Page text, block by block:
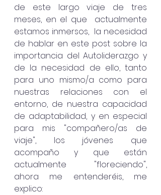
de este largo viaje de tres
meses, en el que  actualmente
estamos inmersos,  la necesidad
de hablar en este post sobre la
importancia del Autoliderazgo y
de la necesidad de ello, tanto
para uno mismo/a como para
nuestras relaciones con el
entorno, de nuestra capacidad
de adaptabilidad, y en especial
para mis "compañero/as de
viaje", los jóvenes que
acompaño y que están
actualmente "floreciendo",
ahora me entenderéis, me
explico: